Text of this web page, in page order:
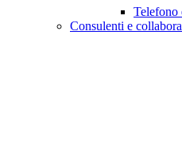
Telefono
Consulenti e